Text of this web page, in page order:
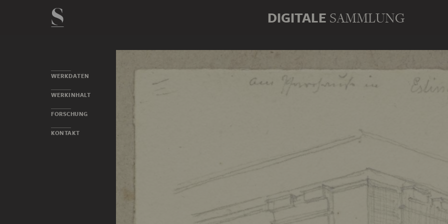
DIGITALE SAMMLUNG
WERKDATEN
WERKINHALT
FORSCHUNG
KONTAKT